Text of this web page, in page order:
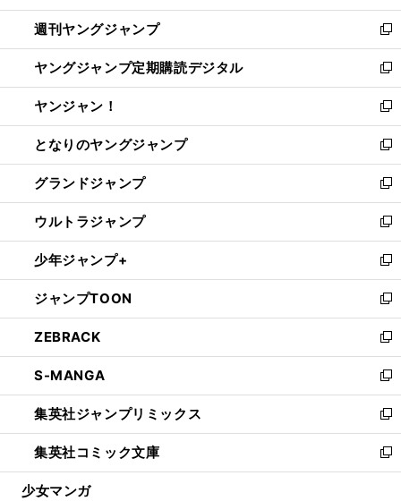
開
く
ウ
で
開
く
ン
ド
ウ
で
開
く
ウ
ィ
ン
ド
ウ
で
開
く
週刊ヤングジャンプ
新
し
い
ウ
ィ
ン
ド
ウ
で
開
く
ヤングジャンプ定期購読デジタル
新
し
い
ウ
ィ
ン
ド
ウ
で
開
く
ヤンジャン！
新
し
い
ウ
ィ
ン
ド
ウ
で
開
く
となりのヤングジャンプ
新
し
い
ウ
ィ
ン
ド
ウ
で
開
く
グランドジャンプ
新
し
い
ウ
ィ
ン
ド
ウ
で
開
く
ウルトラジャンプ
新
し
い
ウ
ィ
ン
ド
ウ
で
開
く
少年ジャンプ+
新
し
い
ウ
ィ
ン
ド
ウ
で
開
く
ジャンプTOON
新
し
い
ウ
ィ
ン
ド
ウ
で
開
ZEBRACK
新
し
い
ウ
ィ
ン
ド
ウ
S-MANGA
新
し
い
ウ
ィ
ン
集英社ジャンプリミックス
新
し
い
ウ
集英社コミック文庫
新
し
少女マンガ